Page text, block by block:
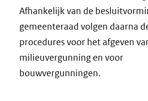
Afhankelijk van de
gemeenteraad volgen daarna
procedures voor het afgeven
milieuvergunning en voor
bouwvergunningen.